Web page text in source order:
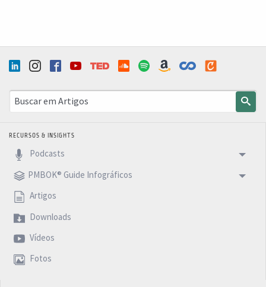
RECURSOS & INSIGHTS
Podcasts
PMBOK® Guide Infográficos
Artigos
Downloads
Vídeos
Fotos